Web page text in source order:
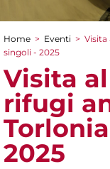
Tu sei qui
Home > Eventi > Visita
singoli - 2025
Visita
rifugi
2025